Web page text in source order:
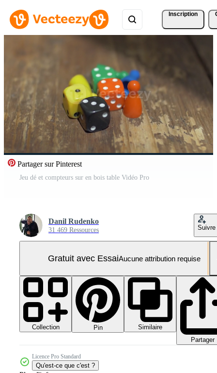
Inscription
Partager sur Pinterest
Jeu dé et compteurs sur en bois table Vidéo Pro
Danil Rudenko
31 469 Ressources Suivre
Gratuit avec EssaiAucune attribution requise
Collection Pin
Similaire
Partager
Licence Pro Standard
Qu'est-ce que c'est ?